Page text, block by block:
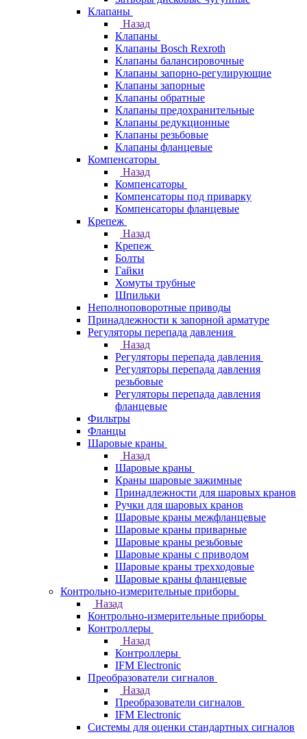
Клапаны
Назад
Клапаны
Клапаны Bosch Rexroth
Клапаны балансировочные
Клапаны запорно-регулирующие
Клапаны запорные
Клапаны обратные
Клапаны предохранительные
Клапаны редукционные
Клапаны резьбовые
Клапаны фланцевые
Компенсаторы
Назад
Компенсаторы
Компенсаторы под приварку
Компенсаторы фланцевые
Крепеж
Назад
Крепеж
Болты
Гайки
Хомуты трубные
Шпильки
Неполноповоротные приводы
Принадлежности к запорной арматуре
Регуляторы перепада давления
Назад
Регуляторы перепада давления
Регуляторы перепада давления
резьбовые
Регуляторы перепада давления
фланцевые
Фильтры
Фланцы
Шаровые краны
Назад
Шаровые краны
Краны шаровые зажимные
Принадлежности для шаровых кранов
Ручки для шаровых кранов
Шаровые краны межфланцевые
Шаровые краны приварные
Шаровые краны резьбовые
Шаровые краны с приводом
Шаровые краны трехходовые
Шаровые краны фланцевые
Контрольно-измерительные приборы
Назад
Контрольно-измерительные приборы
Контроллеры
Назад
Контроллеры
IFM Electronic
Преобразователи сигналов
Назад
Преобразователи сигналов
IFM Electronic
Системы для оценки стандартных сигналов